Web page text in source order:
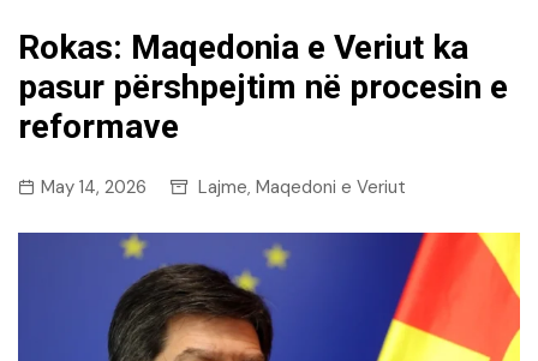
Rokas: Maqedonia e Veriut ka
pasur përshpejtim në procesin e
reformave
May 14, 2026 Lajme, Maqedoni e Veriut